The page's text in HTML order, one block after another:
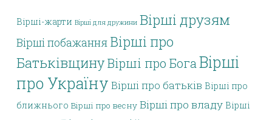
Вірші-жарти Вірші для дружини Вірші друзям
Вірші побажання Вірші про
БатьківщинуВірші про БогаВірші
про Україну Вірші про батьків Вірші про
ближнього Вірші про весну Вірші про владу Вірші